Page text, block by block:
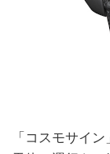
「コスモサイ